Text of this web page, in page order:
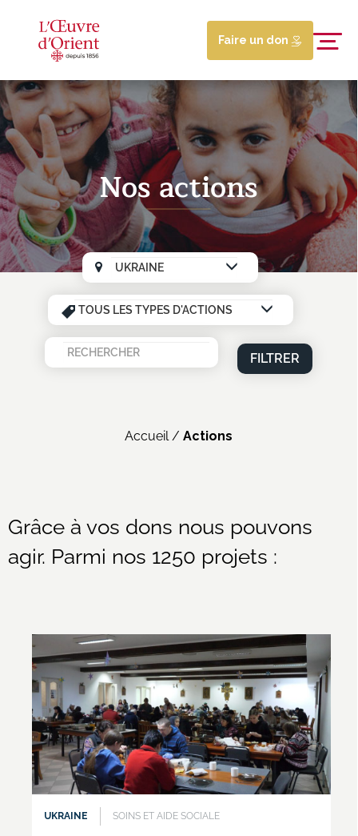
Faire un don
Nos actions
FILTRER
Accueil/ Actions
Grâce à vos dons nous pouvons
agir. Parmi nos 1250 projets :
UKRAINE SOINS ET AIDE SOCIALE